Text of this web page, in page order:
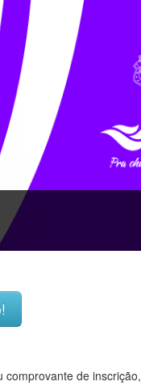
comprovante de inscrição,